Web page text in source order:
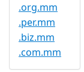
.org.mm
.per.mm
.biz.mm
.com.mm